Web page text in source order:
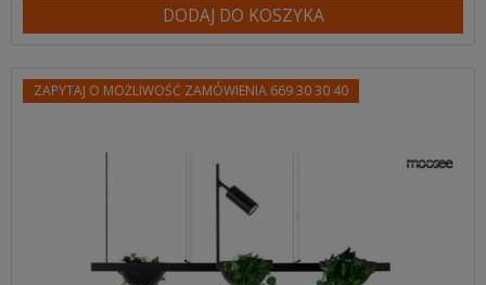
DODAJ DO KOSZYKA
ZAPYTAJ O MOŻLIWOŚĆ ZAMÓWIENIA 669 30 30 40